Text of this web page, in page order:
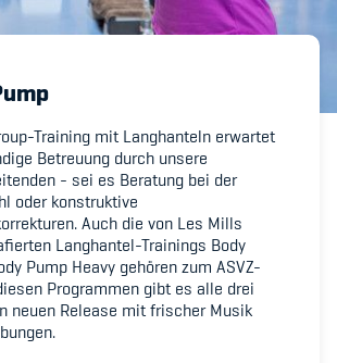
/ FAQ
Training mit Langhanteln erwartet
Betreuung durch unsere
- sei es Beratung bei der
oder konstruktive
Auch die von Les Mills
Langhantel-Trainings Body
Pump Heavy gehören zum ASVZ-
Programmen gibt es alle drei
neuen Release mit frischer Musik